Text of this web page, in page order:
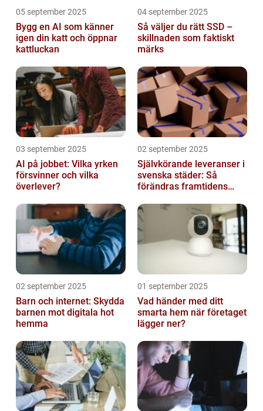
05 september 2025
Bygg en AI som känner
igen din katt och öppnar
kattluckan
04 september 2025
Så väljer du rätt SSD –
skillnaden som faktiskt
märks
03 september 2025
AI på jobbet: Vilka yrken
försvinner och vilka
överlever?
02 september 2025
Självkörande leveranser i
svenska städer: Så
förändras framtidens
02 september 2025
Barn och internet: Skydda
barnen mot digitala hot
hemma
01 september 2025
Vad händer med ditt
smarta hem när företaget
lägger ner?